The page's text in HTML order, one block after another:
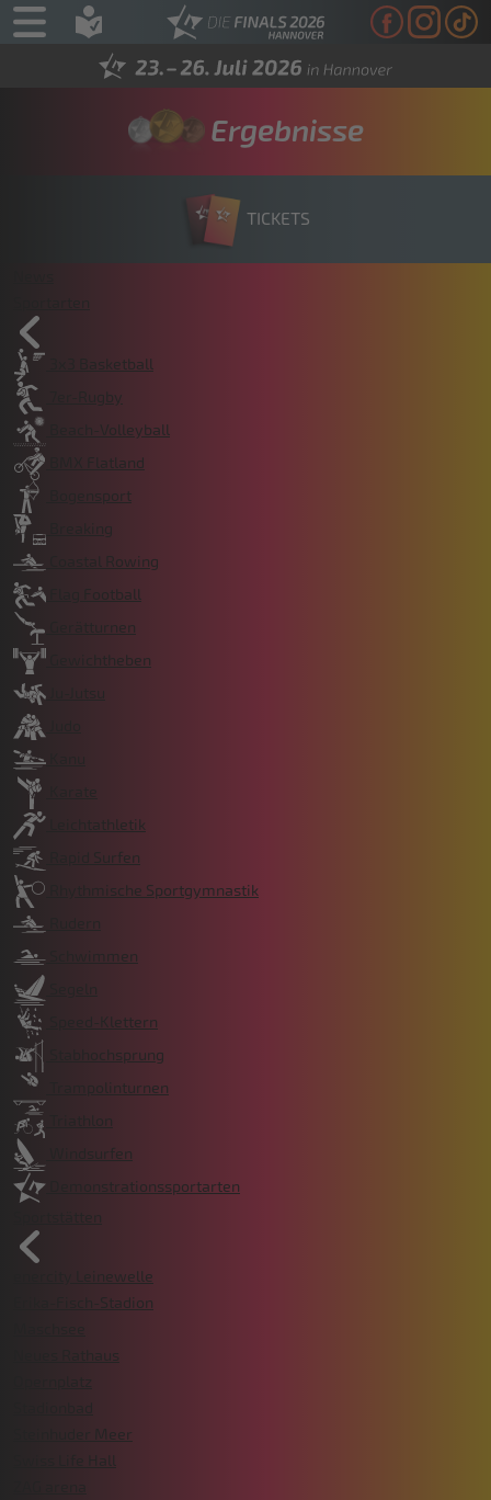
Ergebnisse
TICKETS
3x3 Basketball
7er-Rugby
Beach-Volleyball
BMX Flatland
Bogensport
Breaking
Coastal Rowing
Flag Football
Gerätturnen
Gewichtheben
Ju-Jutsu
Leichtathletik
Rapid Surfen
Rhythmische Sportgymnastik
Rudern
Schwimmen
Segeln
Speed-Klettern
Stabhochsprung
Trampolinturnen
Triathlon
Windsurfen
Demonstrationssportarten
Sportstätten
enercity Leinewelle
Erika-Fisch-Stadion
Neues Rathaus
Steinhuder Meer
Swiss Life Hall